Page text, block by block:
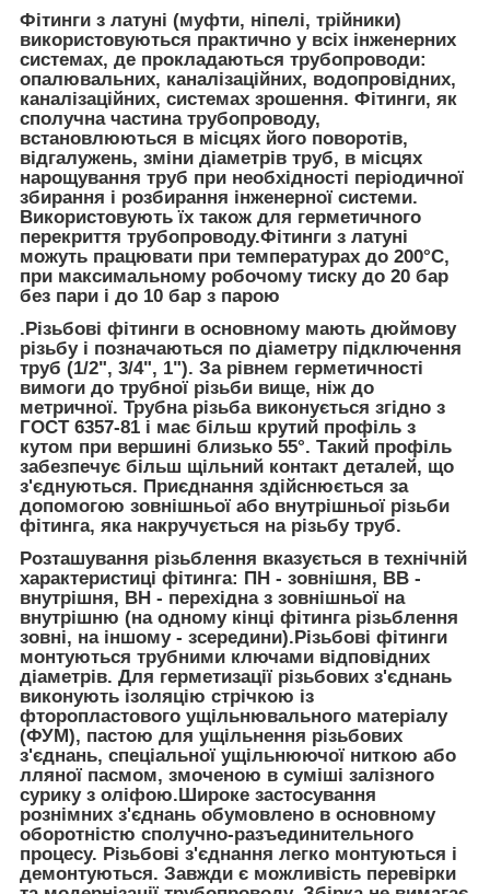
Фітинги з латуні (муфти, ніпелі, трійники)
використовуються практично у всіх інженерних
системах, де прокладаються трубопроводи:
опалювальних, каналізаційних, водопровідних,
каналізаційних, системах зрошення. Фітинги, як
сполучна частина трубопроводу,
встановлюються в місцях його поворотів,
відгалужень, зміни діаметрів труб, в місцях
нарощування труб при необхідності періодичної
збирання і розбирання інженерної системи.
Використовують їх також для герметичного
перекриття трубопроводу.Фітинги з латуні
можуть працювати при температурах до 200°С,
при максимальному робочому тиску до 20 бар
без пари і до 10 бар з парою
.Різьбові фітинги в основному мають дюймову
різьбу і позначаються по діаметру підключення
труб (1/2", 3/4", 1"). За рівнем герметичності
вимоги до трубної різьби вище, ніж до
метричної. Трубна різьба виконується згідно з
ГОСТ 6357-81 і має більш крутий профіль з
кутом при вершині близько 55°. Такий профіль
забезпечує більш щільний контакт деталей, що
з'єднуються. Приєднання здійснюється за
допомогою зовнішньої або внутрішньої різьби
фітинга, яка накручується на різьбу труб.
Розташування різьблення вказується в технічній
характеристиці фітинга: ПН - зовнішня, ВВ -
внутрішня, ВН - перехідна з зовнішньої на
внутрішню (на одному кінці фітинга різьблення
зовні, на іншому - зсередини).Різьбові фітинги
монтуються трубними ключами відповідних
діаметрів. Для герметизації різьбових з'єднань
виконують ізоляцію стрічкою із
фторопластового ущільнювального матеріалу
(ФУМ), пастою для ущільнення різьбових
з'єднань, спеціальної ущільнюючої ниткою або
лляної пасмом, змоченою в суміші залізного
сурику з оліфою.Широке застосування
рознімних з'єднань обумовлено в основному
оборотністю сполучно-разъединительного
процесу. Різьбові з'єднання легко монтуються і
демонтуються. Завжди є можливість перевірки